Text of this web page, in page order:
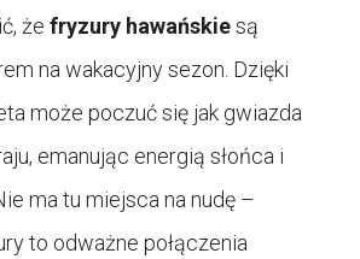
że fryzury hawańskiesą
na wakacyjny sezon. Dzięki
może poczuć się jak gwiazda
emanując energią słońca i
ma tu miejsca na nudę –
to odważne połączenia